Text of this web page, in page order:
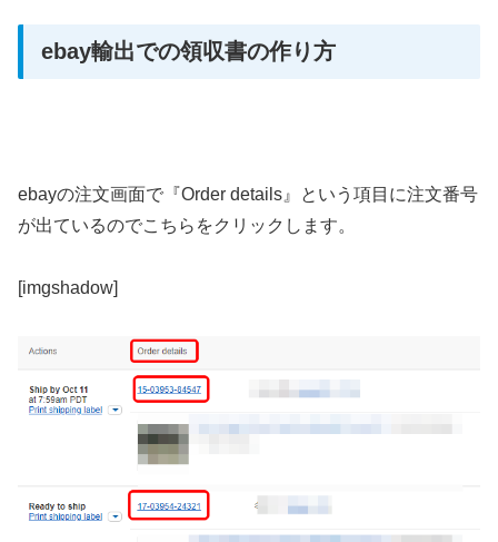
ebay輸出での領収書の作り方
ebayの注文画面で『Order details』という項目に注文番号
が出ているのでこちらをクリックします。
[imgshadow]